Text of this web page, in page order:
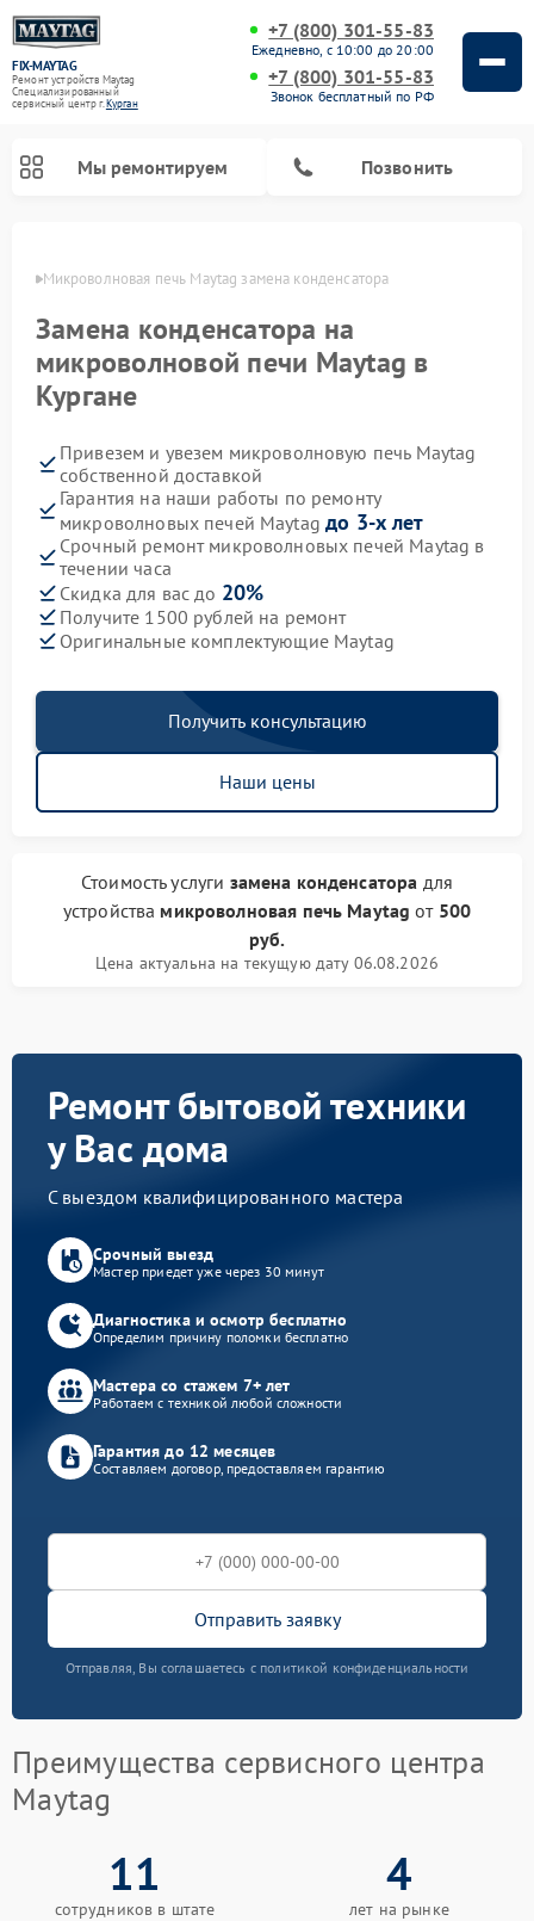
FIX-MAYTAG
Ремонт устройств Maytag
Специализированный
cервисный центр г.Курган
+7 (800) 301-55-83
Ежедневно, с 10:00 до 20:00
+7 (800) 301-55-83
Звонок бесплатный по РФ
Мы ремонтируем Позвонить
Микроволновая печь Maytag замена конденсатора
Замена конденсатора на
микроволновой печи Maytag в
Кургане
Привезем и увезем микроволновую печь Maytag
собственной доставкой
Гарантия на наши работы по ремонту
микроволновых печей Maytagдо 3-х лет
Срочный ремонт микроволновых печей Maytag в
течении часа
Скидка для вас до 20%
Получите 1500 рублей на ремонт
Оригинальные комплектующие Maytag
Получить консультацию
Наши цены
Стоимость услуги замена конденсатора для
устройства микроволновая печь Maytag от 500
руб.
Цена актуальна на текущую дату 06.08.2026
Ремонт бытовой техники
у Вас дома
С выездом квалифицированного мастера
Срочный выезд
Мастер приедет уже через 30 минут
Диагностика и осмотр бесплатно
Определим причину поломки бесплатно
Мастера со стажем 7+ лет
Работаем с техникой любой сложности
Гарантия до 12 месяцев
Составляем договор, предоставляем гарантию
Отправить заявку
Отправляя, Вы соглашаетесь с политикой конфиденциальности
Преимущества сервисного центра
Maytag
11
сотрудников в штате
4
лет на рынке